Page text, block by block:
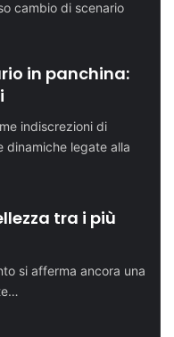
cambio di scenario
in panchina:
indiscrezioni di
dinamiche legate alla
tra i più
si afferma ancora una